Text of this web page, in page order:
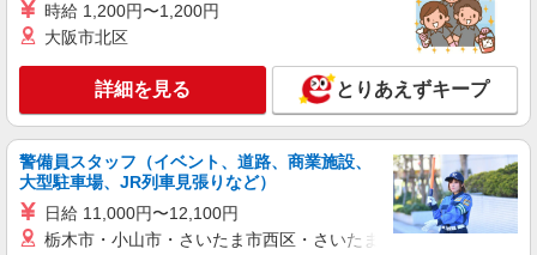
時給 1,200円〜1,200円
大阪市北区
詳細を見る とりあえずキープ
警備員スタッフ（イベント、道路、商業施設、
大型駐車場、JR列車見張りなど）
日給 11,000円〜12,100円
栃木市・小山市・さいたま市西区・さいたま市岩槻区・久喜市・